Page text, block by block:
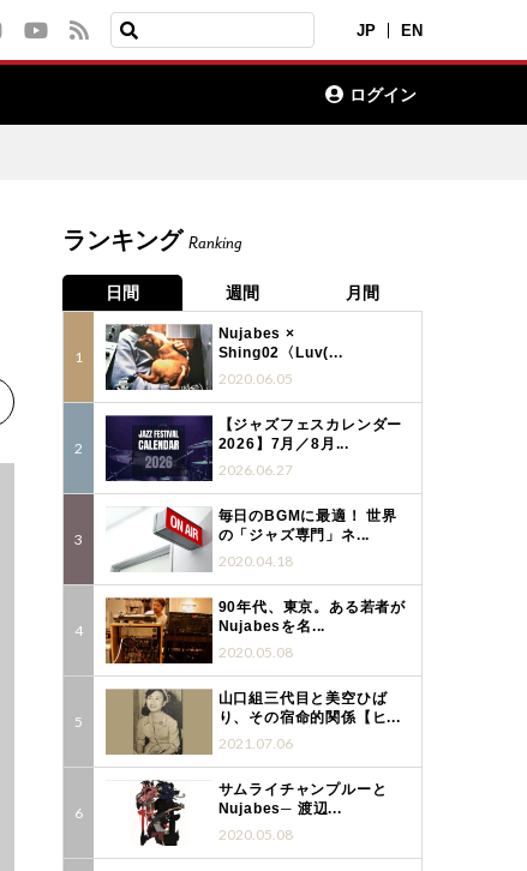
JP EN
ログイン
ランキング Ranking
日間 週間 月間
Nujabes ×
Shing02〈Luv(...
2020.06.05
【ジャズフェスカレンダー
2026】7月／8月...
2026.06.27
毎日のBGMに最適！ 世界
の「ジャズ専門」ネ...
2020.04.18
90年代、東京。ある若者が
Nujabesを名...
2020.05.08
山口組三代目と美空ひば
り、その宿命的関係【ヒ...
2021.07.06
サムライチャンプルーと
Nujabes─ 渡辺...
2020.05.08